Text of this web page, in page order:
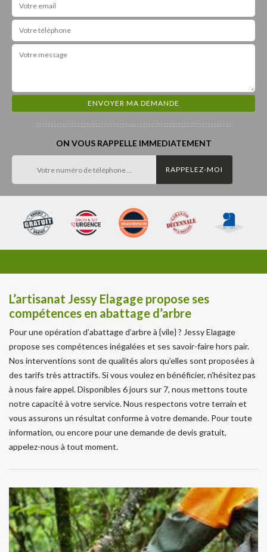
ON VOUS RAPPELLE IMMEDIATEMENT
L’artisanat Jessy Elagage propose ses
compétences en abattage d’arbre
Pour une opération d’abattage d’arbre à {vile} ? Jessy Elagage
propose ses compétences inégalées et ses savoir-faire hors pair.
Nos interventions sont de qualités alors qu’elles sont proposées à
des tarifs très attractifs. Si vous voulez en bénéficier, n’hésitez pas
à nous faire appel. Disponibles 6 jours sur 7, nous mettons toute
notre capacité à votre service. Nous respectons votre terrain et
vous assurons un résultat conforme à votre demande. Pour toute
information, ou encore pour une demande de devis gratuit,
appelez-nous à tout moment.